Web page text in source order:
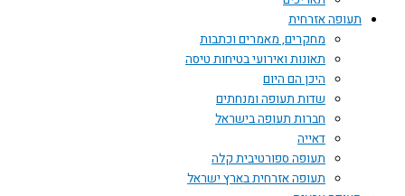
תעופה אזרחית
מחקרים, מאמרים וכתבות
תאונות ואירועי בטיחות טיסה
היכן הם היום
שדות תעופה ומנחתים
חברות תעופה בישראל
דאייה
תעופה ספורטיבית קלה
תעופה אזרחית בארץ ישראל